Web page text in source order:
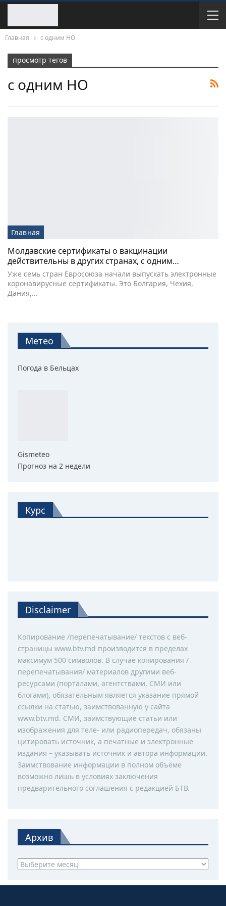
Главная с одним НО
просмотр тегов
с одним НО
Главная
Молдавские сертификаты о вакцинации
действительны в других странах, с одним…
Уже семь стран Евросоюза начали выпускать электронные
коронавирусные сертификаты. Это Болгария, Чехия,
Дания,…
Метео
Погода в Бельцах
Gismeteo
Прогноз на 2 недели
Курс
Disclaimer
Копирование /перепечатывание/ текстов с веб-
страницы www.btv.md производится в пределах
максимум 500 символов. В случае копирования /
перепечатывания/ материалов другими веб-
ресурсами (порталами, агентствами, СМИ или
блогами), обязательным является указание прямой
ссылки на статью, заимствованную у сайта
www.btv.md. СМИ, заимствующие статьи или
изображения для теле- или радиопередач, обязаны
цитировать источник, а печатные и электронные
издания – указывать источник и автора информации.
Заимствование информации в полном объёме
возможно лишь в условиях заключения
предварительного соглашения с редакцией БТВ.
Архив
Архив